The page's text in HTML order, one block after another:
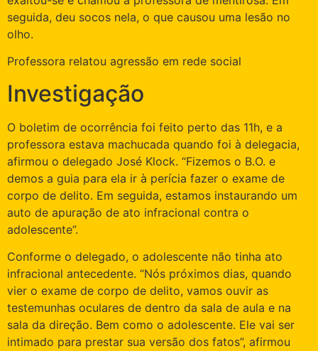
seguida, deu socos nela, o que causou uma lesão no
olho.
Professora relatou agressão em rede social
Investigação
O boletim de ocorrência foi feito perto das 11h, e a
professora estava machucada quando foi à delegacia,
afirmou o delegado José Klock. “Fizemos o B.O. e
demos a guia para ela ir à perícia fazer o exame de
corpo de delito. Em seguida, estamos instaurando um
auto de apuração de ato infracional contra o
adolescente”.
Conforme o delegado, o adolescente não tinha ato
infracional antecedente. “Nós próximos dias, quando
vier o exame de corpo de delito, vamos ouvir as
testemunhas oculares de dentro da sala de aula e na
sala da direção. Bem como o adolescente. Ele vai ser
intimado para prestar sua versão dos fatos”, afirmou